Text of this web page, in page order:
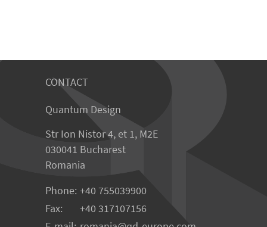
CONTACT
Quantum Design
Str Ion Nistor 4, et 1, M2E
030041 Bucharest
Romania
Phone: +40 755039900
Fax:
+40 317107156